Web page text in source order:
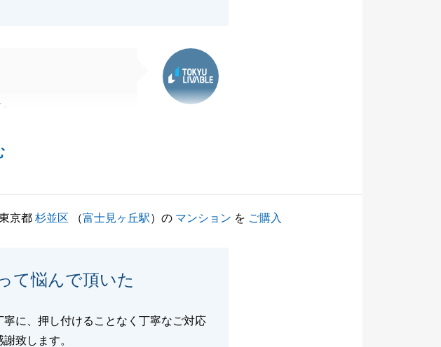
引渡しまでの流れ等
京都杉並区 （富士見ヶ丘駅）の マンション を ご購入
て悩んで頂いた
に、押し付けることなく丁寧なご対応
致します。